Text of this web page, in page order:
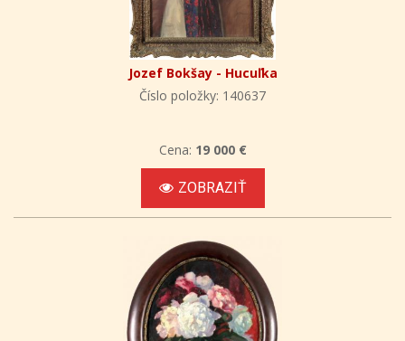
Jozef Bokšay - Hucuľka
Číslo položky: 140637
Cena: 19 000 €
ZOBRAZIŤ